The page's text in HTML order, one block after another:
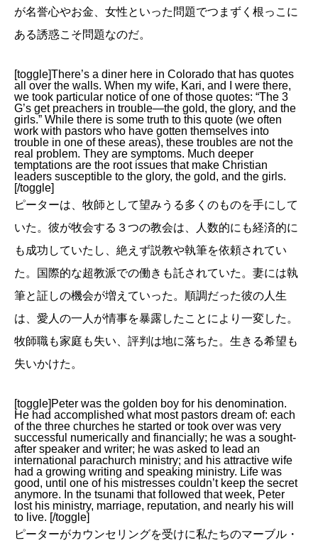
が名誉心やお金、女性といった問題でつまずく根っこに
ある誘惑こそ問題なのだ。
[toggle]There’s a diner here in Colorado that has quotes
all over the walls. When my wife, Kari, and I were there,
we took particular notice of one of those quotes: “The 3
G’s get preachers in trouble—the gold, the glory, and the
girls.” While there is some truth to this quote (we often
work with pastors who have gotten themselves into
trouble in one of these areas), these troubles are not the
real problem. They are symptoms. Much deeper
temptations are the root issues that make Christian
leaders susceptible to the glory, the gold, and the girls.
[/toggle]
ピーターは、牧師として望みうる多くのものを手にして
いた。彼が牧会する３つの教会は、人数的にも経済的に
も成功していたし、絶えず説教や執筆を依頼されてい
た。国際的な超教派での働きも託されていた。妻には執
筆と証しの機会が増えていった。順調だった彼の人生
は、愛人の一人が情事を暴露したことにより一変した。
牧師職も家庭も失い、評判は地に落ちた。生きる希望も
失いかけた。
[toggle]Peter was the golden boy for his denomination.
He had accomplished what most pastors dream of: each
of the three churches he started or took over was very
successful numerically and financially; he was a sought-
after speaker and writer; he was asked to lead an
international parachurch ministry; and his attractive wife
had a growing writing and speaking ministry. Life was
good, until one of his mistresses couldn’t keep the secret
anymore. In the tsunami that followed that week, Peter
lost his ministry, marriage, reputation, and nearly his will
to live. [/toggle]
ピーターがカウンセリングを受けに私たちのマーブル・